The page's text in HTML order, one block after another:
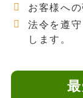
お客様へ
法令を遵
します。